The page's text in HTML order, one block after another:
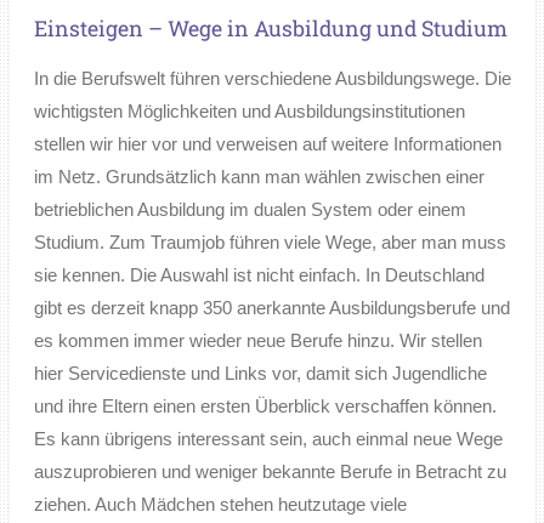
Einsteigen – Wege in Ausbildung und Studium
In die Berufswelt führen verschiedene Ausbildungswege. Die
wichtigsten Möglichkeiten und Ausbildungsinstitutionen
stellen wir hier vor und verweisen auf weitere Informationen
im Netz. Grundsätzlich kann man wählen zwischen einer
betrieblichen Ausbildung im dualen System oder einem
Studium. Zum Traumjob führen viele Wege, aber man muss
sie kennen. Die Auswahl ist nicht einfach. In Deutschland
gibt es derzeit knapp 350 anerkannte Ausbildungsberufe und
es kommen immer wieder neue Berufe hinzu. Wir stellen
hier Servicedienste und Links vor, damit sich Jugendliche
und ihre Eltern einen ersten Überblick verschaffen können.
Es kann übrigens interessant sein, auch einmal neue Wege
auszuprobieren und weniger bekannte Berufe in Betracht zu
ziehen. Auch Mädchen stehen heutzutage viele